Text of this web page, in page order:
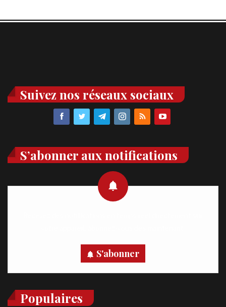
Suivez nos réseaux sociaux
S’abonner aux notifications
S'abonner
Populaires